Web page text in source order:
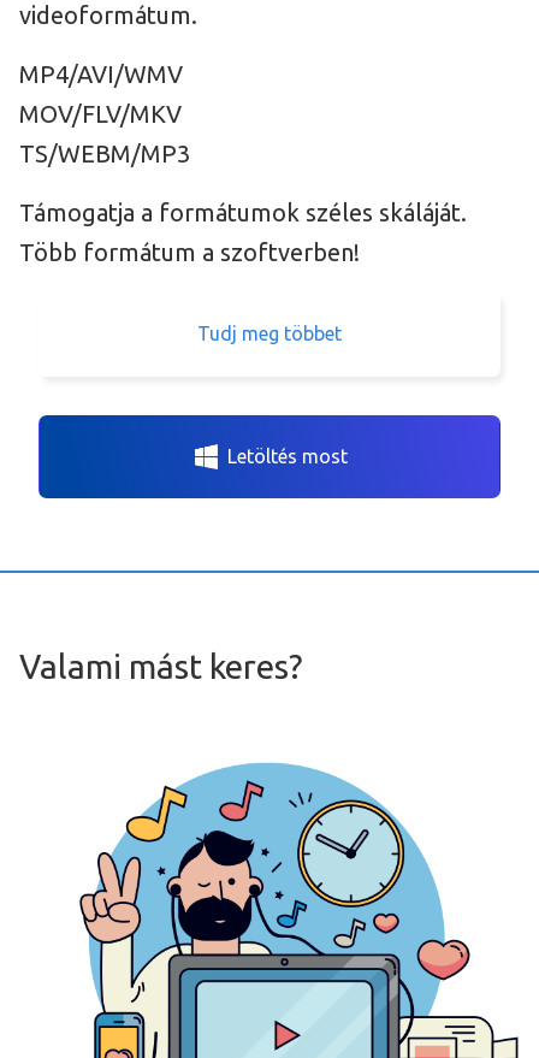
videoformátum.
MP4/AVI/WMV
MOV/FLV/MKV
TS/WEBM/MP3
Támogatja a formátumok széles skáláját.
Több formátum a szoftverben!
Tudj meg többet
Letöltés most
Valami mást keres?